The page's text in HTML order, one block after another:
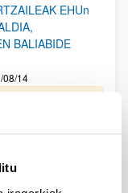
EHUn
BALIABIDE
08/14